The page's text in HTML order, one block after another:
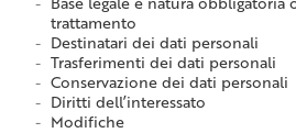
trattamento
Destinatari dei dati personali
Trasferimenti dei dati personali
Conservazione dei dati personali
Diritti dell’interessato
Modifiche